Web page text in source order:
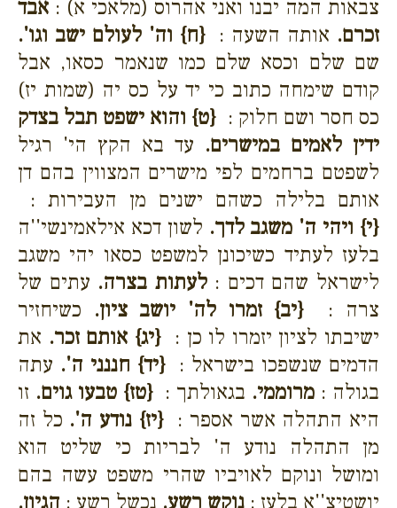
צבאות המה יבנו ואני אהרוס (מלאכי א) : אבד
זכרם. אותה השעה :{ח} וה' לעולם ישב וגו'.
שם שלם וכסא שלם כמו שנאמר כסאו, אבל
קודם שימחה כתוב כי יד על כס יה (שמות יז)
כס חסר ושם חלוק : {ט} והוא ישפט תבל בצדק
ידין לאמים במישרים. עד בא הקץ הי' רגיל
לשפטם ברחמים לפי מישרים המצווין בהם דן
אותם בלילה כשהם ישנים מן העבירות :
{י} ויהי ה' משגב לדך. לשון דכא אילאמינשי''ה
בלעז לעתיד כשיכונן למשפט כסאו יהי משגב
לישראל שהם דכים :לעתות בצרה. עתים של
צרה : {יב} זמרו לה' יושב ציון. כשיחזיר
ישיבתו לציון יזמרו לו כן :{יג} אותם זכר. את
הדמים שנשפכו בישראל :{יד} חננני ה'. עתה
בגולה : מרוממי. בגאולתך :{טז} טבעו גוים. זו
היא התהלה אשר אספר :{יז} נודע ה'. כל זה
מן התהלה נודע ה' לבריות כי שליט הוא
ומושל ונוקם לאויביו שהרי משפט עשה בהם